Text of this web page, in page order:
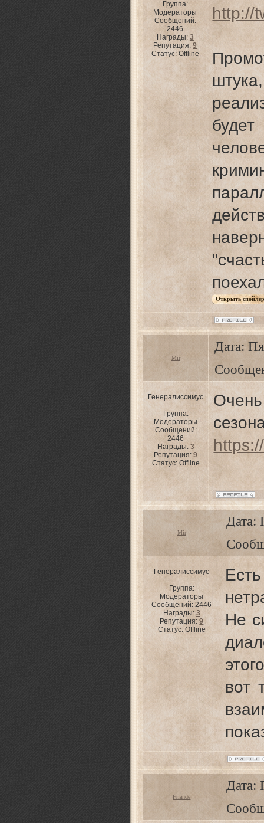
Группа:
Модераторы
Сообщений:
2446
Награды: 3
Репутация:9
Статус: Offline
http://
Mir
Дата:
Генералиссимус
Группа:
Модераторы
Сообщений:
2446
Награды: 3
Репутация:9
Статус: Offline
Mir
Дата:
Генералиссимус
Группа:
Модераторы
Сообщений:2446
Награды:3
Репутация:9
Статус: Offline
Не
вот
Friande
Дата: